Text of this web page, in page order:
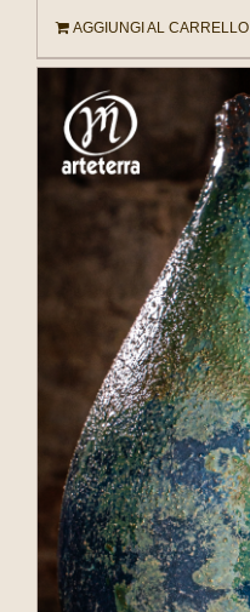
AGGIUNGI AL CARRELLO